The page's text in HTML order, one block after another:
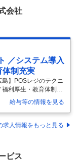
ルなど多岐にわたる
会社
／システム導入
体制充実
】POSレジのテクニ
利厚生・教育体制充
ポート /システム導入
体的な仕事内容】 ★
研修体制充実/平均勤
について≫ 当社は東
トータルサポート。
給与等の情報を見る
求人情報をもっと見る
ビス